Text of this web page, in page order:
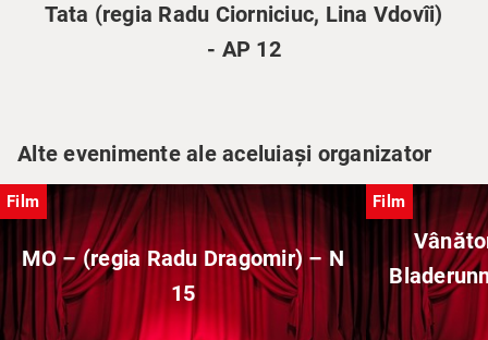
Tata (regia Radu Ciorniciuc, Lina Vdovîi)
- AP 12
Alte evenimente ale aceluiași organizator
Film
MO – (regia Radu Dragomir) – N
15
Film